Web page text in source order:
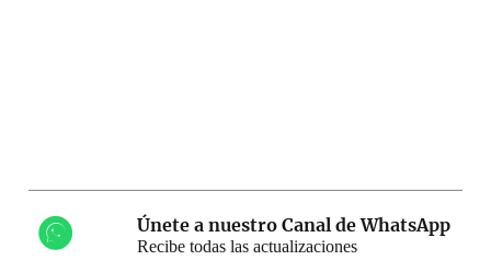
Únete a nuestro Canal de WhatsApp
Recibe todas las actualizaciones